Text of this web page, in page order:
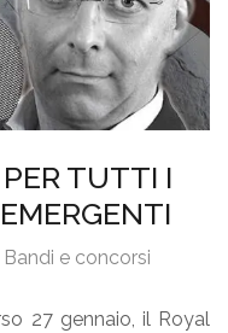
TUTTI I
Bandi e concorsi
27 gennaio, il Royal